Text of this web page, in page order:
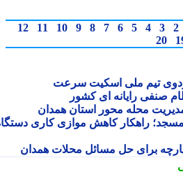
3
4
5
6
7
8
9
10
11
12
20
رایانه ای کشور
محله محور استان همدان
راهکار کاهش موازی کاری دستگاه
برای حل مسائل محلات همدان